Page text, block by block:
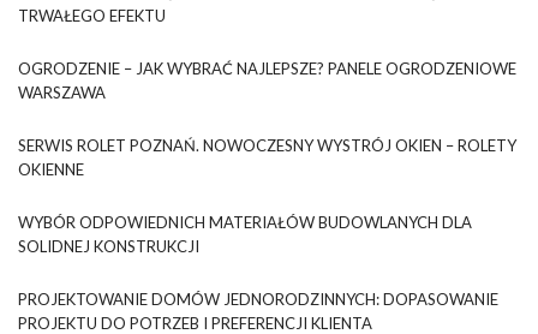
TRWAŁEGO EFEKTU
OGRODZENIE – JAK WYBRAĆ NAJLEPSZE? PANELE OGRODZENIOWE
WARSZAWA
SERWIS ROLET POZNAŃ. NOWOCZESNY WYSTRÓJ OKIEN – ROLETY
OKIENNE
WYBÓR ODPOWIEDNICH MATERIAŁÓW BUDOWLANYCH DLA
SOLIDNEJ KONSTRUKCJI
PROJEKTOWANIE DOMÓW JEDNORODZINNYCH: DOPASOWANIE
PROJEKTU DO POTRZEB I PREFERENCJI KLIENTA